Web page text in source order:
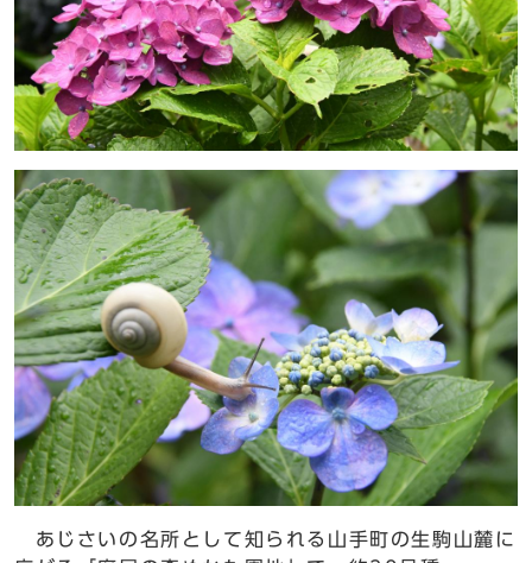
あじさいの名所として知られる山手町の生駒山麓に